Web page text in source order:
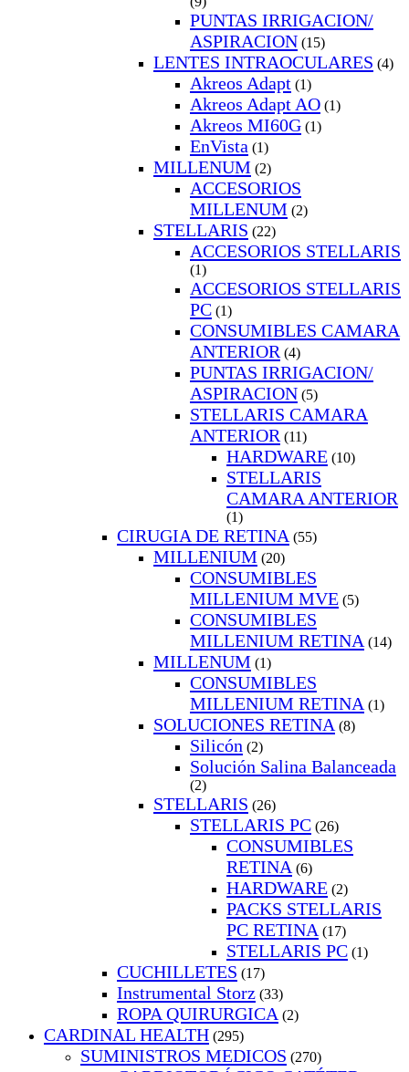
PUNTAS IRRIGACION/
ASPIRACION (15)
LENTES INTRAOCULARES (4)
Akreos Adapt (1)
Akreos Adapt AO (1)
Akreos MI60G (1)
EnVista (1)
MILLENUM (2)
ACCESORIOS
MILLENUM (2)
STELLARIS (22)
ACCESORIOS STELLARIS
(1)
ACCESORIOS STELLARIS
PC (1)
CONSUMIBLES CAMARA
ANTERIOR (4)
PUNTAS IRRIGACION/
ASPIRACION (5)
STELLARIS CAMARA
ANTERIOR (11)
HARDWARE (10)
STELLARIS
CAMARA ANTERIOR
(1)
CIRUGIA DE RETINA (55)
MILLENIUM (20)
CONSUMIBLES
MILLENIUM MVE (5)
CONSUMIBLES
MILLENIUM RETINA (14)
MILLENUM (1)
CONSUMIBLES
MILLENIUM RETINA (1)
SOLUCIONES RETINA (8)
Silicón (2)
Solución Salina Balanceada
(2)
STELLARIS (26)
STELLARIS PC (26)
CONSUMIBLES
RETINA (6)
HARDWARE (2)
PACKS STELLARIS
PC RETINA (17)
STELLARIS PC (1)
CUCHILLETES (17)
Instrumental Storz (33)
ROPA QUIRURGICA (2)
CARDINAL HEALTH (295)
SUMINISTROS MEDICOS (270)